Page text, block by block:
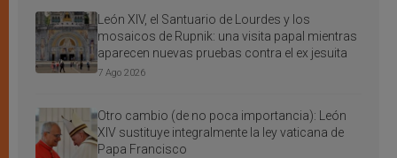
León XIV, el Santuario de Lourdes y los
mosaicos de Rupnik: una visita papal mientras
aparecen nuevas pruebas contra el ex jesuita
7 Ago 2026
Otro cambio (de no poca importancia): León
XIV sustituye integralmente la ley vaticana de
Papa Francisco